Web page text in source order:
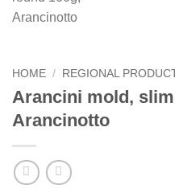
HOME / REGIONAL
Arancini mold,
Arancinotto